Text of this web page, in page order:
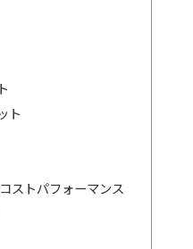
ト
ストパフォーマンス